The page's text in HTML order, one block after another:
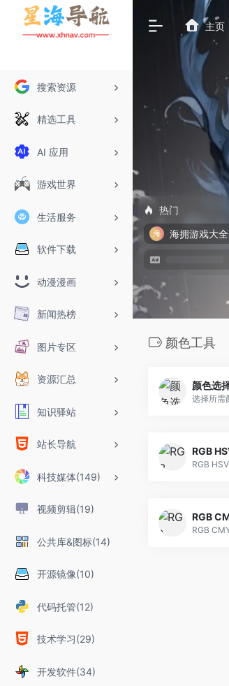
搜索资源
精选工具
AI 应用
游戏世界
生活服务
软件下载
动漫漫画
新闻热榜
图片专区
资源汇总
知识驿站
站长导航
科技媒体(149)
视频剪辑(19)
公共库&图标(14)
开源镜像(10)
代码托管(12)
技术学习(29)
开发软件(34)
主页
热门
海拥游戏大全
颜色工具
颜色选
选择所需